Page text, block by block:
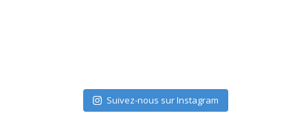
Suivez-nous sur Instagram